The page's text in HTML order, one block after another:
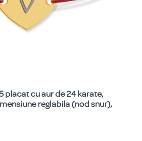
placat cu aur de 24 karate,
reglabila (nod snur),